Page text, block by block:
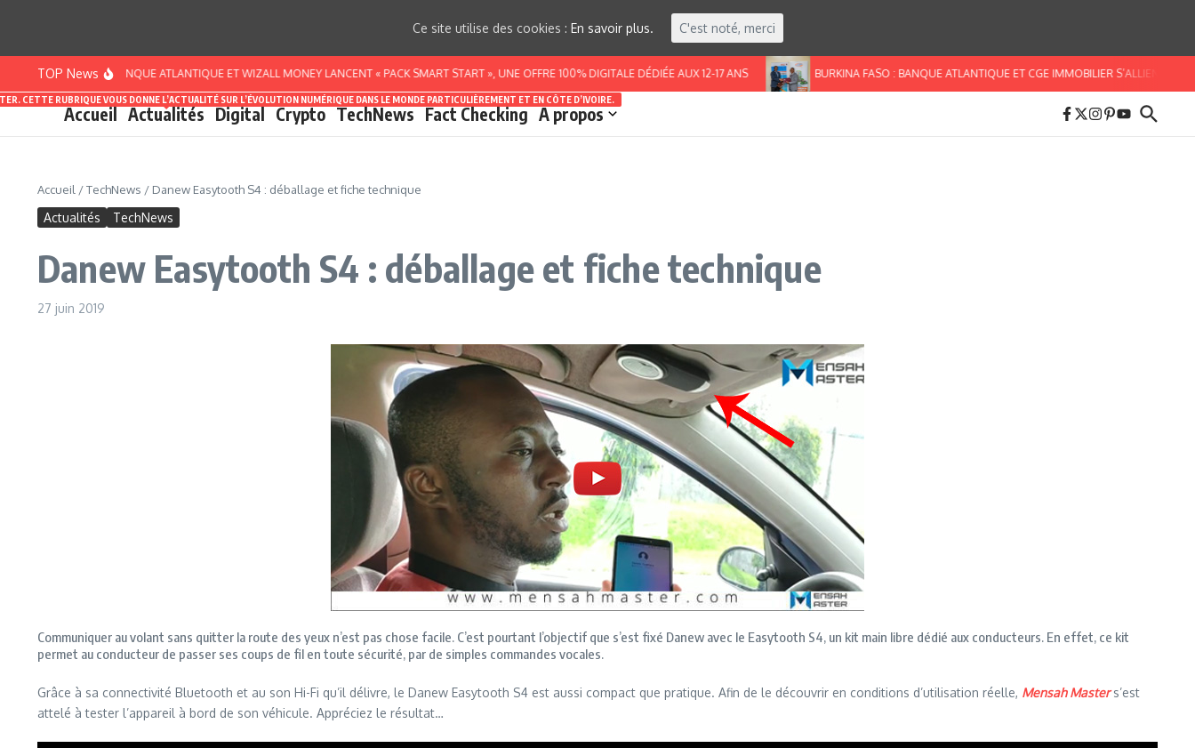
TOP News
D’IVOIRE : BANQUE ATLANTIQUE ET WIZALL MONEY LANCENT « PACK SMART START », UNE OFFRE 100% DIGITALE DÉDIÉE AUX 12-17 ANS BURKINA FASO : BANQUE ATLANTIQUE ET CGE IMMOBILIER S’ALLIENT POUR
Accueil Actualités
CETTE RUBRIQUE VOUS DONNE L’ACTUALITÉ SUR L’ÉVOLUTION NUMÉRIQUE DANS LE MONDE PARTICULIÈREMENT ET EN CÔTE D’IVOIRE.
Digital Crypto TechNews Fact Checking A propos
Accueil /TechNews / Danew Easytooth S4 : déballage et fiche technique
Actualités TechNews
Danew Easytooth S4 : déballage et fiche technique
27 juin 2019
Communiquer au volant sans quitter la route des yeux n’est pas chose facile. C’est pourtant l’objectif que s’est fixé Danew avec le Easytooth S4, un kit main libre dédié aux conducteurs. En effet, ce kit
permet au conducteur de passer ses coups de fil en toute sécurité, par de simples commandes vocales.
Grâce à sa connectivité Bluetooth et au son Hi-Fi qu’il délivre, le Danew Easytooth S4 est aussi compact que pratique. Afin de le découvrir en conditions d’utilisation réelle, Mensah Masters’est
attelé à tester l’appareil à bord de son véhicule. Appréciez le résultat…
Ce site utilise des cookies : En savoir plus. C'est noté, merci